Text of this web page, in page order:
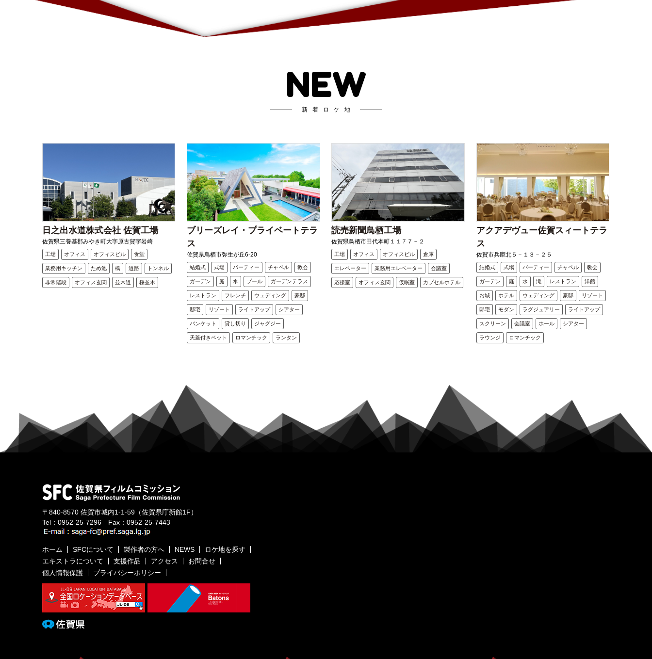
NEW
新着ロケ地
日之出水道株式会社 佐賀工場
佐賀県三養基郡みやき町大字原古賀字岩崎
工場 オフィス オフィスビル 食堂
業務用キッチン ため池 橋 道路 トンネル
非常階段 オフィス玄関 並木道 桜並木
ブリーズレイ・プライベートテラ
ス
佐賀県鳥栖市弥生が丘6-20
結婚式 式場 パーティー チャペル 教会
ガーデン 庭 水 プール ガーデンテラス
レストラン フレンチ ウェディング 豪邸
邸宅 リゾート ライトアップ シアター
バンケット 貸し切り ジャグジー
天蓋付きベット ロマンチック ランタン
読売新聞鳥栖工場
佐賀県鳥栖市田代本町１１７７－２
工場 オフィス オフィスビル 倉庫
エレベーター 業務用エレベーター 会議室
応接室 オフィス玄関 仮眠室 カプセルホテル
アクアデヴュー佐賀スィートテラ
ス
佐賀市兵庫北５－１３－２５
結婚式 式場 パーティー チャペル 教会
ガーデン 庭 水 滝 レストラン 洋館
お城 ホテル ウェディング 豪邸 リゾート
邸宅 モダン ラグジュアリー ライトアップ
スクリーン 会議室 ホール シアター
ラウンジ ロマンチック
〒840-8570 佐賀市城内1-1-59 （佐賀県庁新館1F）
Tel： 0952-25-7296 Fax：0952-25-7443
ホーム SFCについて 製作者の方へ NEWS
ロケ地を探す
エキストラについて
支援作品 アクセス
お問合せ
個人情報保護
プライバシーポリシー